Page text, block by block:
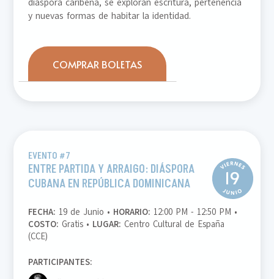
y nuevas formas de habitar la identidad.
COMPRAR BOLETAS
EVENTO #7
ENTRE PARTIDA Y ARRAIGO: DIÁSPORA
CUBANA EN REPÚBLICA DOMINICANA
FECHA: 19 de Junio • HORARIO: 12:00 PM - 12:50 PM •
COSTO: Gratis • LUGAR: Centro Cultural de España
(CCE)
PARTICIPANTES: